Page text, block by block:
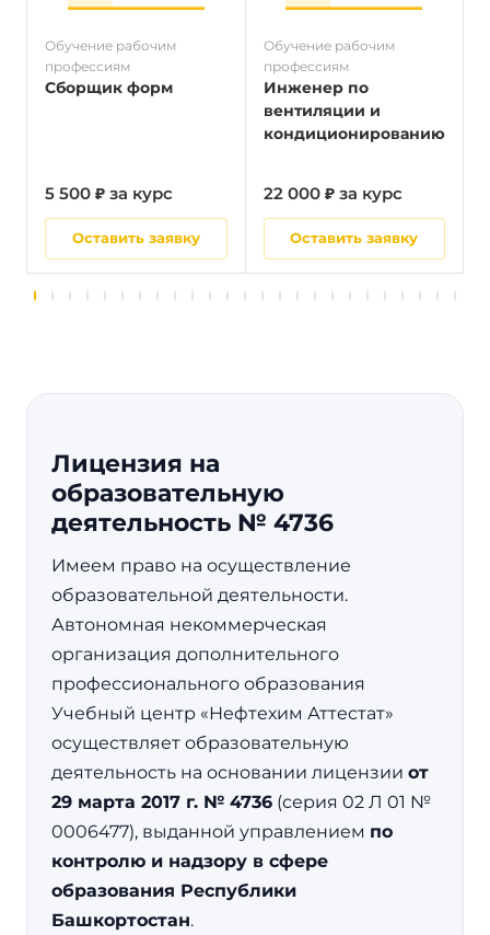
Обучение рабочим
профессиям
Сборщик форм
5 500 ₽ за курс
Оставить заявку
Обучение рабочим
профессиям
Инженер по
вентиляции и
кондиционированию
22 000 ₽ за курс
Оставить заявку
Лицензия на
образовательную
деятельность № 4736
Имеем право на осуществление
образовательной деятельности.
Автономная некоммерческая
организация дополнительного
профессионального образования
Учебный центр «Нефтехим Аттестат»
осуществляет образовательную
деятельность на основании лицензии от
29 марта 2017 г. № 4736 (серия 02 Л 01 №
0006477), выданной управлением по
контролю и надзору в сфере
образования Республики
Башкортостан.